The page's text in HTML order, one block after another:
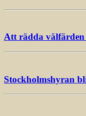
Att rädda välfärden
Stockholmshyran